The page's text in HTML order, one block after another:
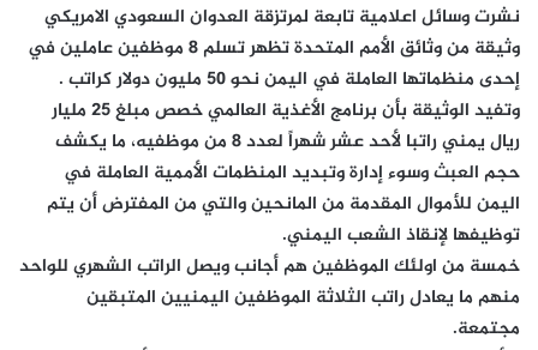
نشرت وسائل اعلامية تابعة لمرتزقة العدوان السعودي الامريكي
وثيقة من وثائق الأمم المتحدة تظهر تسلم 8 موظفين عاملين في
إحدى منظماتها العاملة في اليمن نحو 50 مليون دولار كراتب .
وتفيد الوثيقة بأن برنامج الأغذية العالمي خصص مبلغ 25 مليار
ريال يمني راتبا لأحد عشر شهراً لعدد 8 من موظفيه، ما يكشف
حجم العبث وسوء إدارة وتبديد المنظمات الأممية العاملة في
اليمن للأموال المقدمة من المانحين والتي من المفترض أن يتم
توظيفها لإنقاذ الشعب اليمني.
خمسة من اولئك الموظفين هم أجانب ويصل الراتب الشهري للواحد
منهم ما يعادل راتب الثلاثة الموظفين اليمنيين المتبقين
مجتمعة.